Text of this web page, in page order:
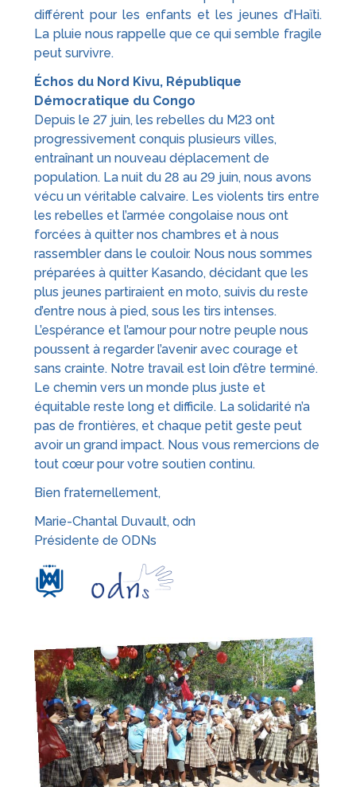
différent pour les enfants et les jeunes d’Haïti.
La pluie nous rappelle que ce qui semble fragile
peut survivre.
Échos du Nord Kivu, République
Démocratique du Congo
Depuis le 27 juin, les rebelles du M23 ont
progressivement conquis plusieurs villes,
entraînant un nouveau déplacement de
population. La nuit du 28 au 29 juin, nous avons
vécu un véritable calvaire. Les violents tirs entre
les rebelles et l’armée congolaise nous ont
forcées à quitter nos chambres et à nous
rassembler dans le couloir. Nous nous sommes
préparées à quitter Kasando, décidant que les
plus jeunes partiraient en moto, suivis du reste
d’entre nous à pied, sous les tirs intenses.
L’espérance et l’amour pour notre peuple nous
poussent à regarder l’avenir avec courage et
sans crainte. Notre travail est loin d’être terminé.
Le chemin vers un monde plus juste et
équitable reste long et difficile. La solidarité n’a
pas de frontières, et chaque petit geste peut
avoir un grand impact. Nous vous remercions de
tout cœur pour votre soutien continu.
Bien fraternellement,
Marie-Chantal Duvault, odn
Présidente de ODNs